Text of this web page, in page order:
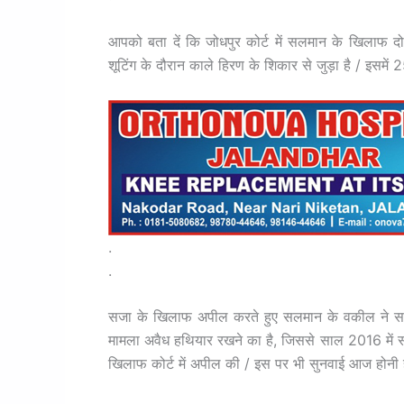
आपको बता दें कि जोधपुर कोर्ट में सलमान के खिलाफ
शूटिंग के दौरान काले हिरण के शिकार से जुड़ा है /
.
.
सजा के खिलाफ अपील करते हुए सलमान के वकील ने
मामला अवैध हथियार रखने का है, जिससे साल 2016 में
खिलाफ कोर्ट में अपील की / इस पर भी सुनवाई आज